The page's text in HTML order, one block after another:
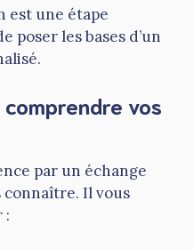
est une étape
poser les bases d’un
vos
par un échange
Il vous
: